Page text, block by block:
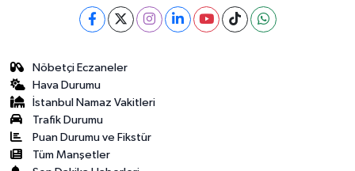
Nöbetçi Eczaneler
Hava Durumu
İstanbul Namaz Vakitleri
Trafik Durumu
Puan Durumu ve Fikstür
Tüm Manşetler